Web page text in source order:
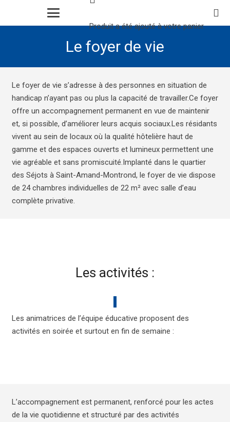
Produita été ajouté à votre panier.
Le foyer de vie
Le foyer de vie s’adresse à des personnes en situation de
handicap n’ayant pas ou plus la capacité de travailler.Ce foyer
offre un accompagnement permanent en vue de maintenir
et, si possible, d’améliorer leurs acquis sociaux.Les résidants
vivent au sein de locaux où la qualité hôtelière haut de
gamme et des espaces ouverts et lumineux permettent une
vie agréable et sans promiscuité.Implanté dans le quartier
des Séjots à Saint-Amand-Montrond, le foyer de vie dispose
de 24 chambres individuelles de 22 m² avec salle d’eau
complète privative.
Les activités :
Les animatrices de l’équipe éducative proposent des
activités en soirée et surtout en fin de semaine :
L’accompagnement est permanent, renforcé pour les actes
de la vie quotidienne et structuré par des activités